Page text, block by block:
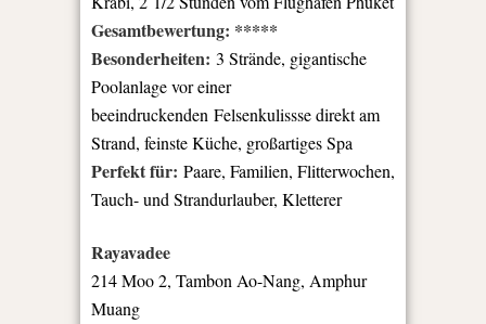
Gesamtbewertung: *****
Besonderheiten: 3 Strände, gigantische
Poolanlage vor einer
beeindruckenden Felsenkulissse direkt am
Strand, feinste Küche, großartiges Spa
Perfekt für: Paare, Familien, Flitterwochen,
Tauch- und Strandurlauber, Kletterer
Rayavadee
214 Moo 2, Tambon Ao-Nang, Amphur
Muang